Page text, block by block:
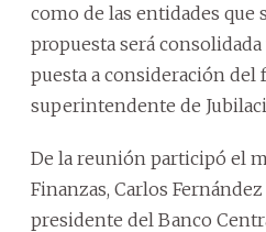
como de las entidades que
propuesta será
puesta a consideración del
superintendente de
De la reunión participó el
Finanzas, Carlos
presidente del Banco